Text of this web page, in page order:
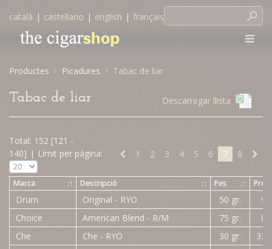
català | castellano | english | français
Productes Picadures Tabac de liar
Tabac de liar Descarregar llista
Total: 152 [121 -
140] | Límit per pàgina: 1 2 3 4 5 6 7 8
↓↑
Marca ↓↑
Descripció ↓↑
Pes Preu
Drum Original - RYO 50 gr.
Choice
American Blend - R/M 75 gr.
Che
Che - RYO 30 gr.